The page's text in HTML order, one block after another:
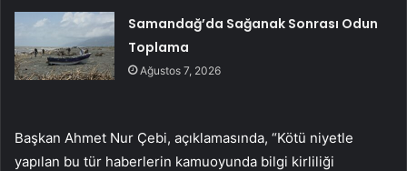
Samandağ’da Sağanak Sonrası Odun
Toplama
Ağustos 7, 2026
Başkan Ahmet Nur Çebi, açıklamasında, “Kötü niyetle
yapılan bu tür haberlerin kamuoyunda bilgi kirliliği